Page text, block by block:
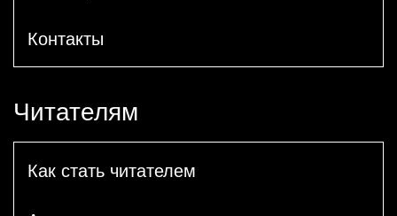
Контакты
Читателям
Как стать читателем